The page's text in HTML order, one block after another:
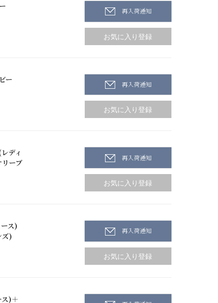
再入荷通知
ー
再入荷通知
ディ
ーブ
再入荷通知
ス)
ズ)
再入荷通知
ス)＋